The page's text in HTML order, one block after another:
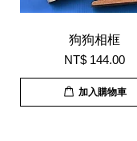
狗狗相框
NT$ 144.00
加入購物車